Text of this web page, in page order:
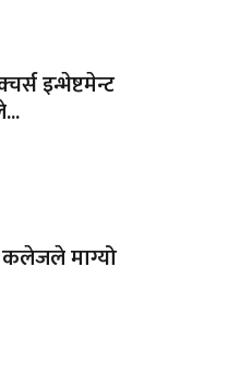
इन्भेष्टमेन्ट
माग्यो